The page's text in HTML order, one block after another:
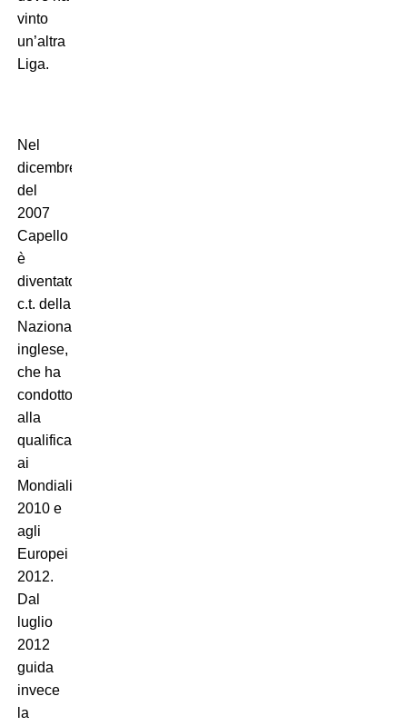
vinto
un’altra
Liga.
Nel
dicembre
del
2007
Capello
è
diventato
c.t. della
Nazionale
inglese,
che ha
condotto
alla
qualificazione
ai
Mondiali
2010 e
agli
Europei
2012.
Dal
luglio
2012
guida
invece
la